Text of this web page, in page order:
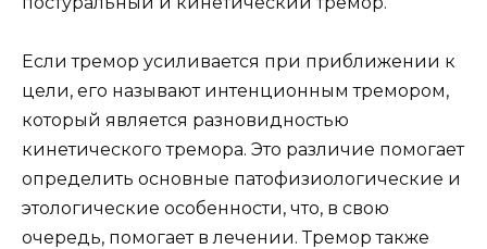
Если тремор усиливается при приближении к
цели, его называют интенционным тремором,
который является разновидностью
кинетического тремора. Это различие помогает
определить основные патофизиологические и
этологические особенности, что, в свою
очередь, помогает в лечении. Тремор также